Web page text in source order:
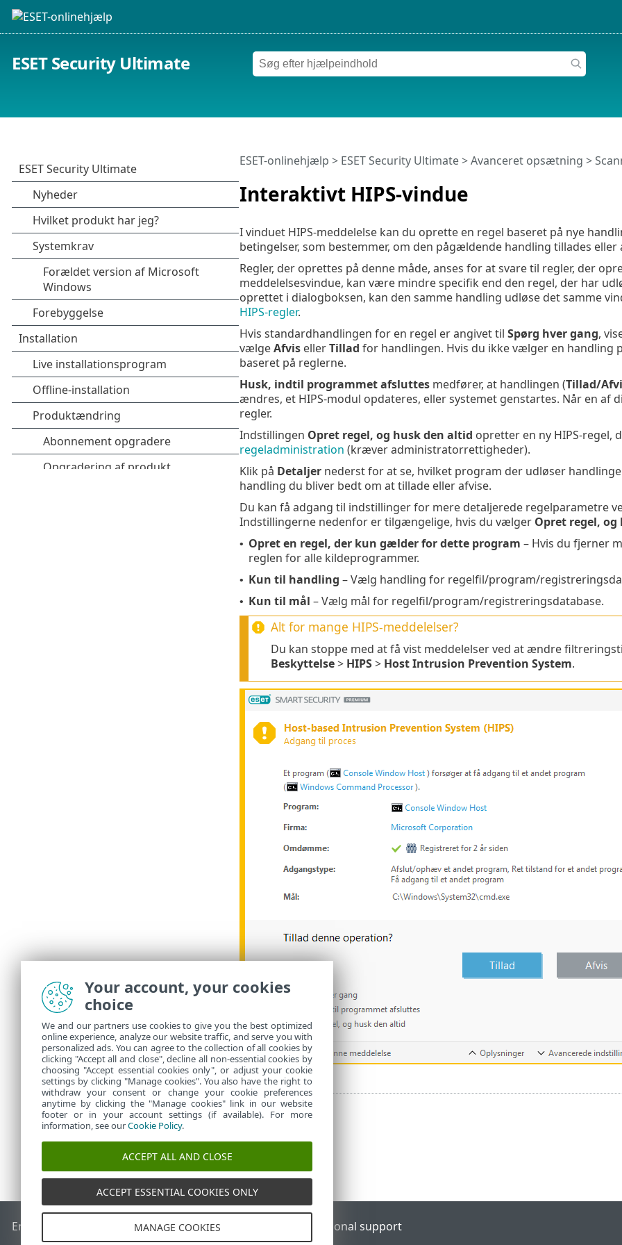
ESET Security Ultimate
Interaktivt HIPS-vindue
ESET-onlinehjælp > ESET Security Ultimate>Avanceret opsætning >
I vinduet HIPS-meddelelse kan du oprette en regel baseret på nye
betingelser, som bestemmer, om den pågældende handling tillades eller
Regler, der oprettes på denne måde, anses for at svare til regler, der
meddelelsesvindue, kan være mindre specifik end den regel, der har
oprettet i dialogboksen, kan den samme handling udløse det samme
HIPS-regler.
Hvis standardhandlingen for en regel er angivet til Spørg hver gang,
vælgeAfvisellerTillad for handlingen. Hvis du ikke vælger en handling
baseret på reglerne.
Husk, indtil programmet afsluttesmedfører, at handlingen (Tillad/
ændres, et HIPS-modul opdateres, eller systemet genstartes. Når en
regler.
Indstillingen Opret regel, og husk den altid opretter en ny HIPS-regel,
regeladministration (kræver administratorrettigheder).
Klik på Detaljernederst for at se, hvilket program der udløser
handling du bliver bedt om at tillade eller afvise.
Du kan få adgang til indstillinger for mere detaljerede regelparametre
Indstillingerne nedenfor er tilgængelige, hvis du vælger Opret regel,
• Opret en regel, der kun gælder for dette program – Hvis du fjerner
reglen for alle kildeprogrammer.
• Kun til handling – Vælg handling for regelfil/program/
• Kun til mål – Vælg mål for regelfil/program/registreringsdatabase.
Alt for mange HIPS-meddelelser?
Du kan stoppe med at få vist meddelelser ved at ændre
Beskyttelse> HIPS> Host Intrusion Prevention System.
End of Life ESET-vidensbaseESET-forumESET Status Portal Regional support
Your account, your cookies
choice
We and our partners use cookies to give you the best optimized
online experience, analyze our website traffic, and serve you with
personalized ads. You can agree to the collection of all cookies by
clicking "Accept all and close", decline all non-essential cookies by
choosing "Accept essential cookies only", or adjust your cookie
settings by clicking "Manage cookies". You also have the right to
withdraw your consent or change your cookie preferences
anytime by clicking the "Manage cookies" link in our website
footer or in your account settings (if available). For more
information, see ourCookie Policy.
ACCEPT ALL AND CLOSE
ACCEPT ESSENTIAL COOKIES ONLY
MANAGE COOKIES